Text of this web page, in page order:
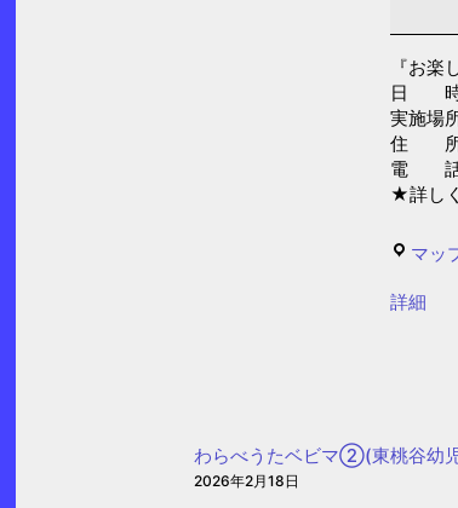
あ
そ
び
(大
阪
保
『お楽
日 時
実施場
住 所
電 話
★詳し
マッ
{title}
詳細
わらべうたベビマ②(東桃谷幼
2026年2月18日